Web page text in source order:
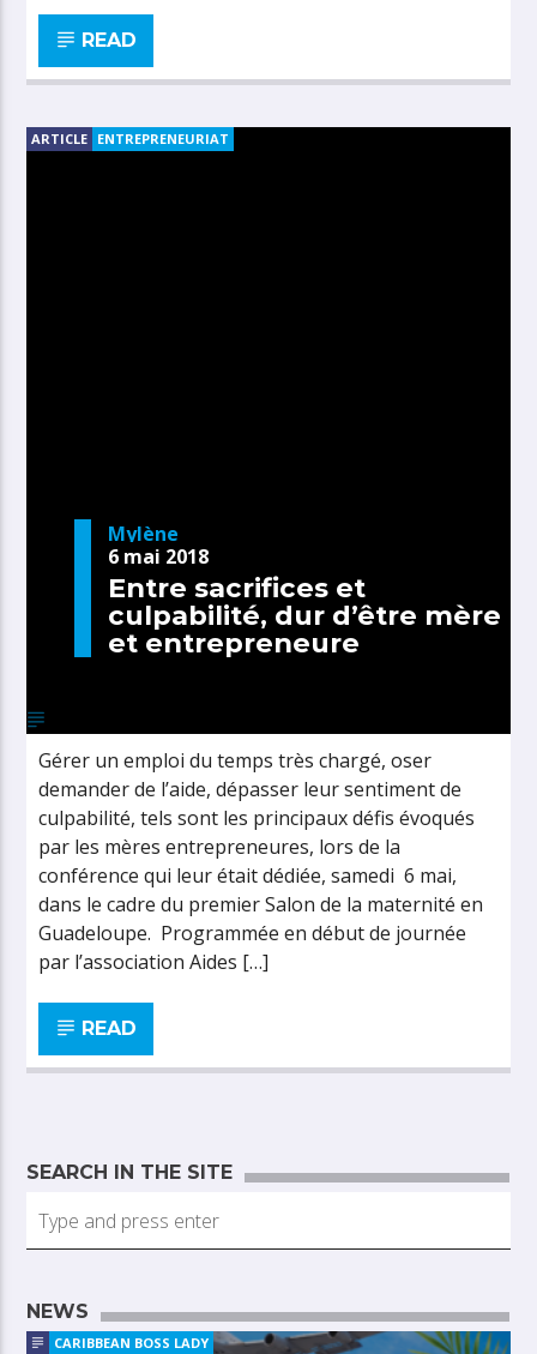
READ
ARTICLE ENTREPRENEURIAT
Mylène
6 mai 2018
Entre sacrifices et
culpabilité, dur d’être mère
et entrepreneure
Gérer un emploi du temps très chargé, oser
demander de l’aide, dépasser leur sentiment de
culpabilité, tels sont les principaux défis évoqués
par les mères entrepreneures, lors de la
conférence qui leur était dédiée, samedi 6 mai,
dans le cadre du premier Salon de la maternité en
Guadeloupe. Programmée en début de journée
par l’association Aides […]
READ
SEARCH IN THE SITE
NEWS
CARIBBEAN BOSS LADY